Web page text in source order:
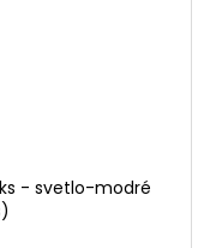
- svetlo-modré